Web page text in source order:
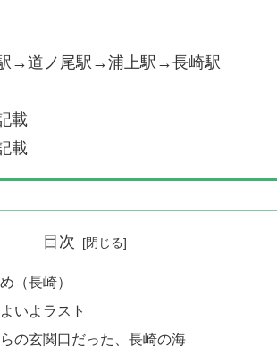
→道ノ尾駅→浦上駅→長崎駅
載
載
目次
（長崎）
いよラスト
の玄関口だった、長崎の海